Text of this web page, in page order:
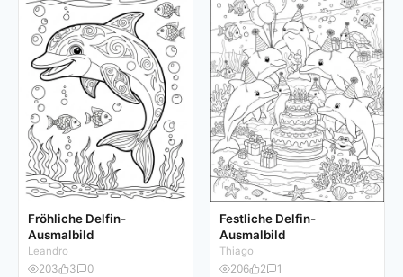
Fröhliche Delfin-
Ausmalbild
Leandro
203
3 0
Festliche Delfin-
Ausmalbild
Thiago
206
2 1